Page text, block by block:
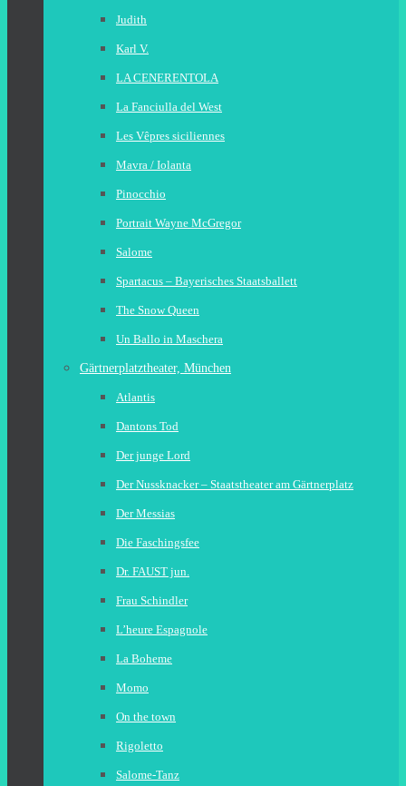
Judith
Karl V.
LA CENERENTOLA
La Fanciulla del West
Les Vêpres siciliennes
Mavra / Iolanta
Pinocchio
Portrait Wayne McGregor
Salome
Spartacus – Bayerisches Staatsballett
The Snow Queen
Un Ballo in Maschera
Gärtnerplatztheater, München
Atlantis
Dantons Tod
Der junge Lord
Der Nussknacker – Staatstheater am Gärtnerplatz
Der Messias
Die Faschingsfee
Dr. FAUST jun.
Frau Schindler
L’heure Espagnole
La Boheme
Momo
On the town
Rigoletto
Salome-Tanz